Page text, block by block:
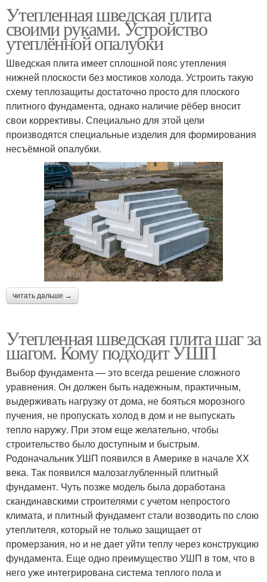
Утепленная шведская плита
своими руками. Устройство
утеплённой опалубки
Шведская плита имеет сплошной пояс утепления
нижней плоскости без мостиков холода. Устроить такую
схему теплозащиты достаточно просто для плоского
плитного фундамента, однако наличие рёбер вносит
свои коррективы. Специально для этой цели
производятся специальные изделия для формирования
несъёмной опалубки.
читать дальше →
Утепленная шведская плита шаг за
шагом. Кому подходит УШП
Выбор фундамента — это всегда решение сложного
уравнения. Он должен быть надежным, практичным,
выдерживать нагрузку от дома, не бояться морозного
пучения, не пропускать холод в дом и не выпускать
тепло наружу. При этом еще желательно, чтобы
строительство было доступным и быстрым.
Родоначальник УШП появился в Америке в начале XX
века. Так появился малозаглубленный плитный
фундамент. Чуть позже модель была доработана
скандинавскими строителями с учетом непростого
климата, и плитный фундамент стали возводить по слою
утеплителя, который не только защищает от
промерзания, но и не дает уйти теплу через конструкцию
фундамента. Еще одно преимущество УШП в том, что в
него уже интегрирована система теплого пола и